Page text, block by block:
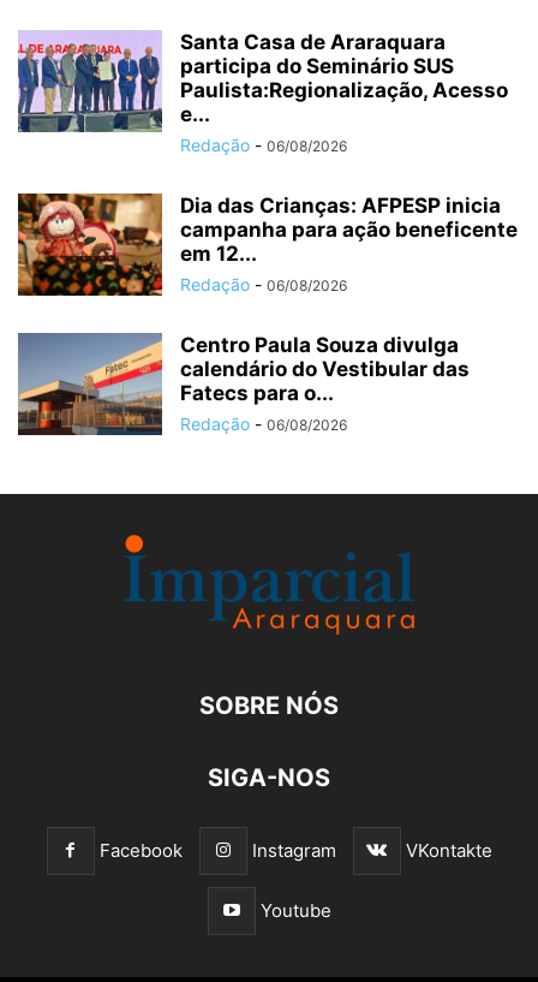
Santa Casa de Araraquara
participa do Seminário SUS
Paulista:Regionalização, Acesso
e...
Redação - 06/08/2026
Dia das Crianças: AFPESP inicia
campanha para ação beneficente
em 12...
Redação - 06/08/2026
Centro Paula Souza divulga
calendário do Vestibular das
Fatecs para o...
Redação - 06/08/2026
SOBRE NÓS
SIGA-NOS
Facebook Instagram VKontakte
Youtube